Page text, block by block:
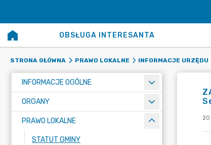
OBSŁUGA INTERESANTA
STRONA GŁÓWNA PRAWO LOKALNE INFORMACJE URZĘDU
INFORMACJE OGÓLNE
ORGANY
PRAWO LOKALNE
STATUT GMINY